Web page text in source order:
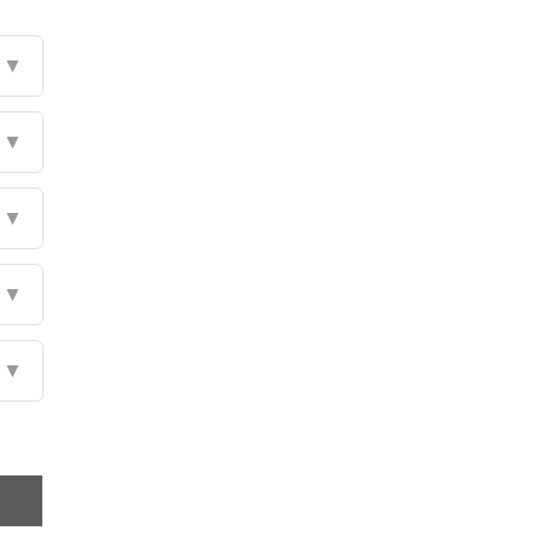
▼
▼
▼
▼
▼